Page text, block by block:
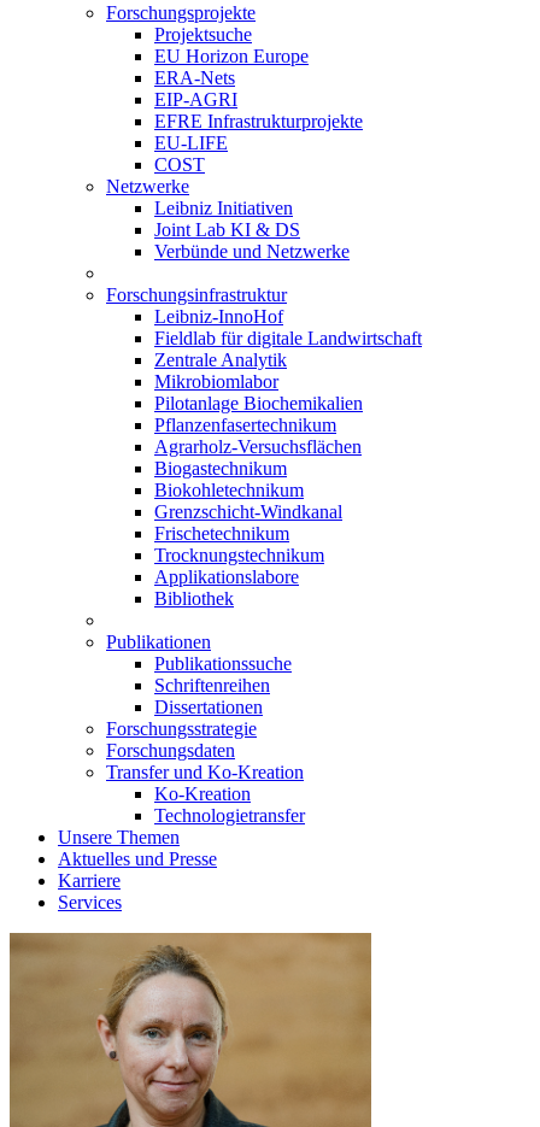
Forschungsprojekte
Projektsuche
EU Horizon Europe
ERA-Nets
EIP-AGRI
EFRE Infrastrukturprojekte
EU-LIFE
COST
Netzwerke
Leibniz Initiativen
Joint Lab KI & DS
Verbünde und Netzwerke
Forschungsinfrastruktur
Leibniz-InnoHof
Fieldlab für digitale Landwirtschaft
Zentrale Analytik
Mikrobiomlabor
Pilotanlage Biochemikalien
Pflanzenfasertechnikum
Agrarholz-Versuchsflächen
Biogastechnikum
Biokohletechnikum
Grenzschicht-Windkanal
Frischetechnikum
Trocknungstechnikum
Applikationslabore
Bibliothek
Publikationen
Publikationssuche
Schriftenreihen
Dissertationen
Forschungsstrategie
Forschungsdaten
Transfer und Ko-Kreation
Ko-Kreation
Technologietransfer
Unsere Themen
Aktuelles und Presse
Karriere
Services